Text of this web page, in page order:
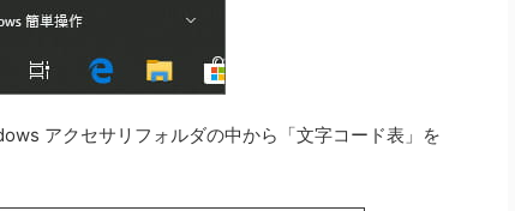
アクセサリフォルダの中から「文字コード表」を